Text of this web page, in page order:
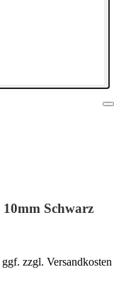
Schwarz
zzgl. Versandkosten